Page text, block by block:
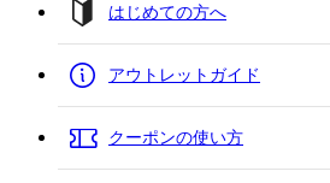
はじめての方へ
アウトレットガイド
クーポンの使い方